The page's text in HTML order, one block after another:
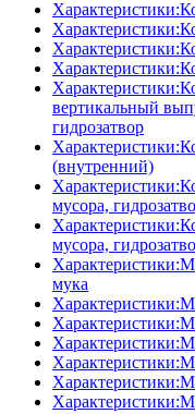
вертикальный
гидрозатвор
(внутренний)
мусора,
мусора,
мука